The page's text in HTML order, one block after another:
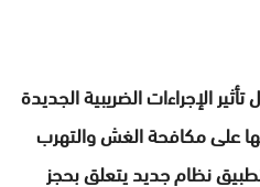
الإجراءات الضريبية الجديدة
على مكافحة الغش والتهرب
نظام جديد يتعلق بحجز